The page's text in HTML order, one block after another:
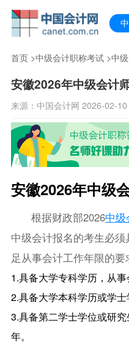
首页>中级会计职称考试>中
安徽2026年中级会计
来源：中国会计网 2026-02-
安徽2026年中级
根据财政部2026中
中级会计报名的考生必
足从事会计工作年限的要
1.具备大学专科学历，从事
2.具备大学本科学历或学士
3.具备第二学士学位或研
年。